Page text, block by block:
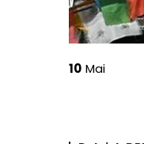
10 Mai